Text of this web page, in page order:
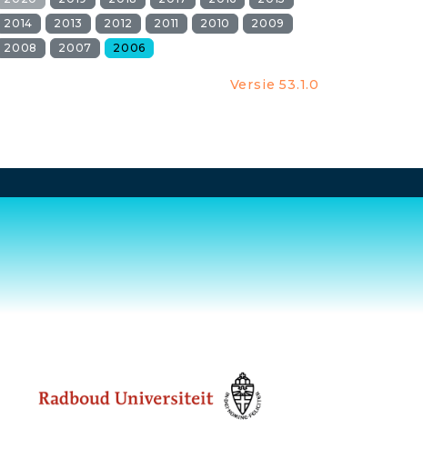
2014
2013 2012 2011 2010
2009
2008
2007 2006
Versie 53.1.0